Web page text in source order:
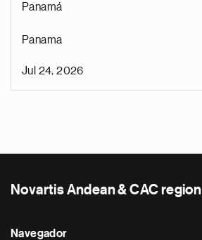
Panamá
Panama
Jul 24, 2026
Novartis Andean & CAC region
Navegador